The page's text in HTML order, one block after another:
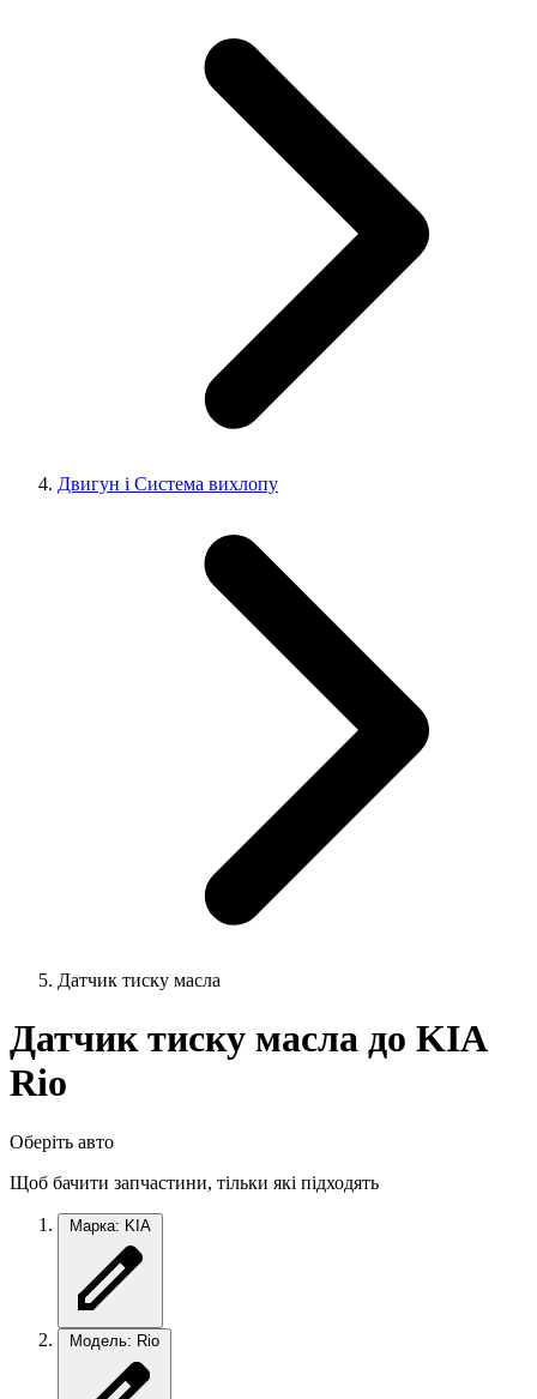
Двигун і Система вихлопу
Датчик тиску масла
Датчик тиску масла до KIA
Rio
Оберіть авто
Щоб бачити запчастини, тільки які підходять
Марка: KIA
Модель: Rio